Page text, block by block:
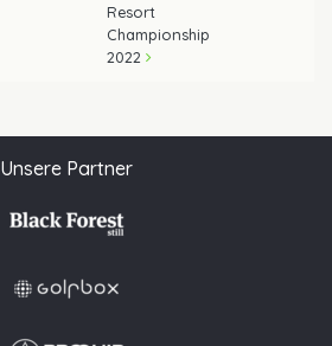
Resort
Championship
2022
Unsere Partner